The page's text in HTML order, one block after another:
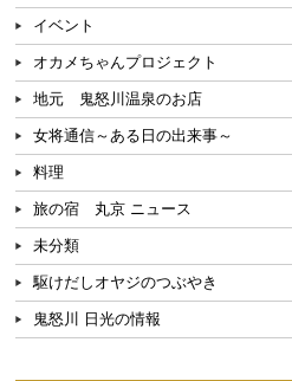
イベント
オカメちゃんプロジェクト
地元 鬼怒川温泉のお店
女将通信～ある日の出来事～
料理
旅の宿 丸京 ニュース
未分類
駆けだしオヤジのつぶやき
鬼怒川 日光の情報